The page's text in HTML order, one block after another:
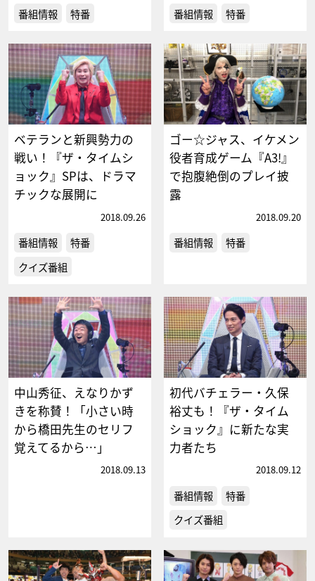
番組情報 特番 番組情報 特番
ベテランと新興勢力の
戦い！『ザ・タイムシ
ョック』SPは、ドラマ
チックな展開に
2018.09.26
番組情報
特番
クイズ番組
ゴー☆ジャス、イケメン
役者育成ゲーム『A3!』
で抱腹絶倒のプレイ披
露
2018.09.20
番組情報 特番
中山秀征、えなりかず
きを称賛！「小さい時
から橋田先生のセリフ
覚えてるから…」
2018.09.13
初代バチェラー・久保
裕丈も！『ザ・タイム
ショック』に新たな実
力者たち
2018.09.12
番組情報
特番
クイズ番組